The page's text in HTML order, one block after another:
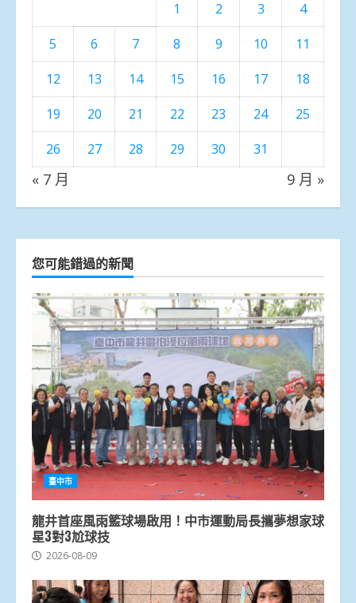
1 2 3
4
5
6 7 8 9 10
11
12
13 14 15 16 17
18
19
20 21 22 23 24
25
26
27 28 29 30 31
« 7 月 9 月 »
您可能錯過的新聞
臺中市
龍井首座風雨籃球場啟用！中市運動局長攜夢想家球
星3對3尬球技
2026-08-09